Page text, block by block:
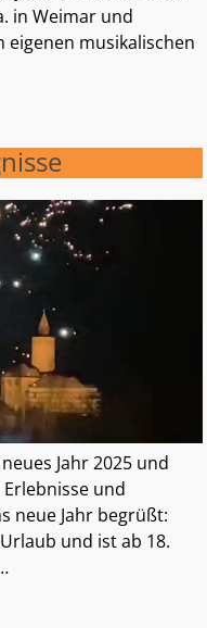
in Weimar und
musikalischen
Jahr 2025 und
und
neue Jahr begrüßt:
und ist ab 18.